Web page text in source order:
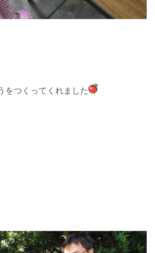
をつくってくれました